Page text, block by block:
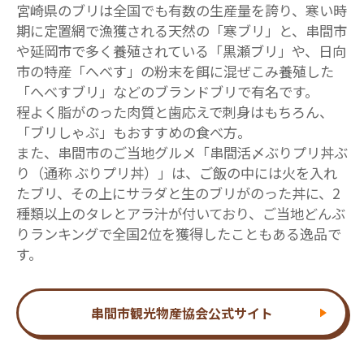
宮崎県のブリは全国でも有数の生産量を誇り、寒い時
期に定置網で漁獲される天然の「寒ブリ」と、串間市
や延岡市で多く養殖されている「黒瀬ブリ」や、日向
市の特産「へべす」の粉末を餌に混ぜこみ養殖した
「へべすブリ」などのブランドブリで有名です。
程よく脂がのった肉質と歯応えで刺身はもちろん、
「ブリしゃぶ」もおすすめの食べ方。
また、串間市のご当地グルメ「串間活〆ぶりプリ丼ぶ
り（通称 ぶりプリ丼）」は、ご飯の中には火を入れ
たブリ、その上にサラダと生のブリがのった丼に、2
種類以上のタレとアラ汁が付いており、ご当地どんぶ
りランキングで全国2位を獲得したこともある逸品で
す。
串間市観光物産協会公式サイト